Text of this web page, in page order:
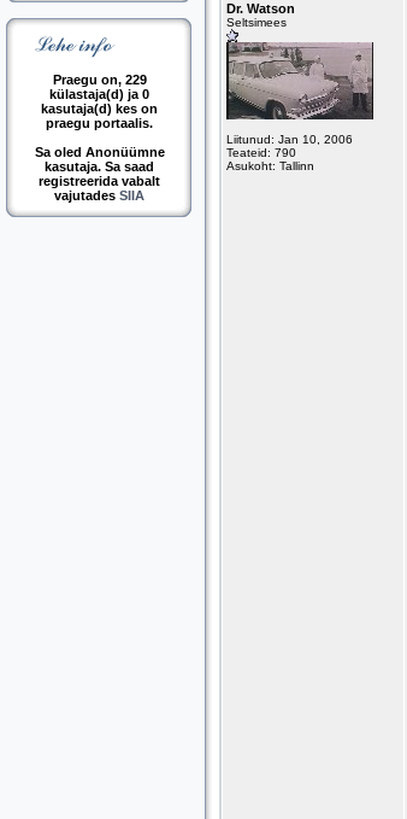
Praegu on, 229
külastaja(d) ja 0
kasutaja(d) kes on
praegu portaalis.
Sa oled Anonüümne
kasutaja. Sa saad
registreerida vabalt
vajutades SIIA
Dr. Watson
Seltsimees
Liitunud: Jan 10, 2006
Teateid: 790
Asukoht: Tallinn